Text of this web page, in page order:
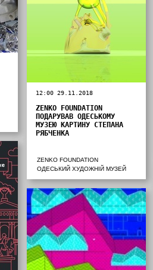
12:00 29.11.2018
ZENKO FOUNDATION
ПОДАРУВАВ ОДЕСЬКОМУ
МУЗЕЮ КАРТИНУ СТЕПАНА
РЯБЧЕНКА
ZENKO FOUNDATION
ОДЕСЬКИЙ ХУДОЖНІЙ МУЗЕЙ